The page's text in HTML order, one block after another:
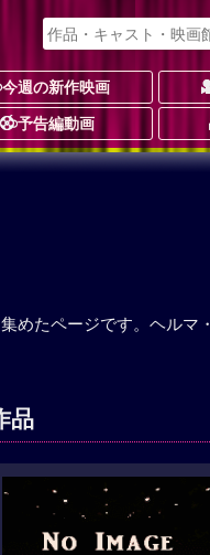
今週の新作映画
予告編動画
めたページです。ヘルマ・
品